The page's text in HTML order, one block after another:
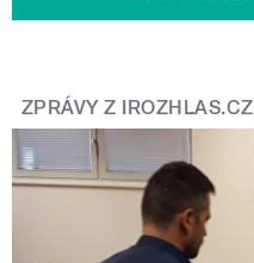
ZPRÁVY Z IROZHLAS.CZ